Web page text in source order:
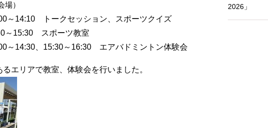
場）
～14:10 トークセッション、スポーツクイズ
スポーツ教室
16:30 エアバドミントン体験会
エリアで教室、体験会を行いました。
2026」